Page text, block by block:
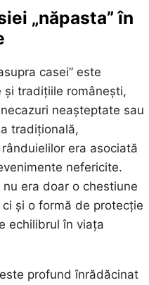
„năpasta” în
casei” este
tradițiile românești,
neașteptate sau
tradițională,
era asociată
nefericite.
era doar o chestiune
și o formă de protecție
echilibrul în viața
profund înrădăcinat